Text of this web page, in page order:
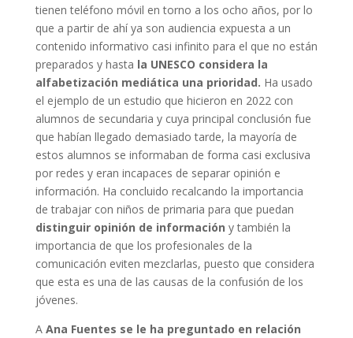
tienen teléfono móvil en torno a los ocho años, por lo
que a partir de ahí ya son audiencia expuesta a un
contenido informativo casi infinito para el que no están
preparados y hasta la UNESCO considera la
alfabetización mediática una prioridad. Ha usado
el ejemplo de un estudio que hicieron en 2022 con
alumnos de secundaria y cuya principal conclusión fue
que habían llegado demasiado tarde, la mayoría de
estos alumnos se informaban de forma casi exclusiva
por redes y eran incapaces de separar opinión e
información. Ha concluido recalcando la importancia
de trabajar con niños de primaria para que puedan
distinguir opinión de información y también la
importancia de que los profesionales de la
comunicación eviten mezclarlas, puesto que considera
que esta es una de las causas de la confusión de los
jóvenes.
AAna Fuentes se le ha preguntado en relación